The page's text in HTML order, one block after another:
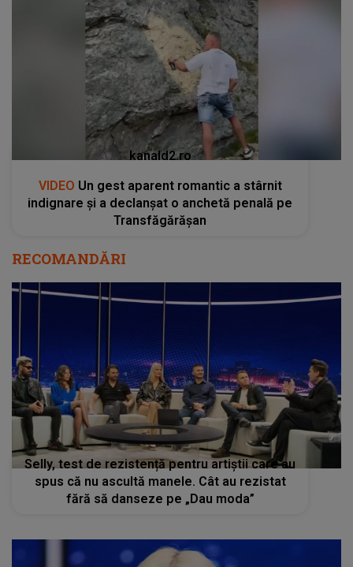
kanald2.ro
VIDEO Un gest aparent romantic a stârnit
indignare și a declanșat o anchetă penală pe
Transfăgărășan
RECOMANDĂRI
Selly, test de rezistență pentru artiștii care au
spus că nu ascultă manele. Cât au rezistat
fără să danseze pe „Dau moda”